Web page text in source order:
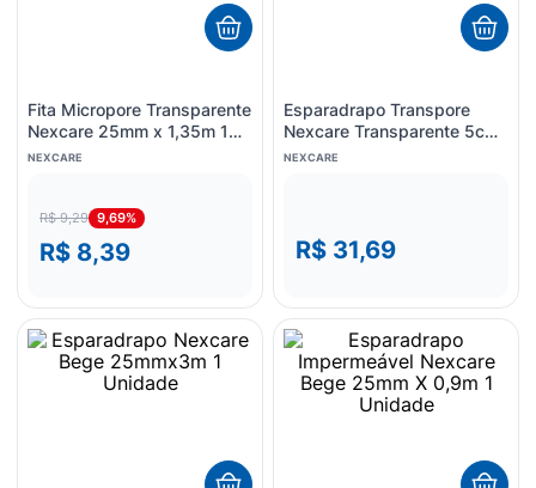
Fita Micropore Transparente
Nexcare 25mm x 1,35m 1
Unidade
NEXCARE
R$ 9,29 9,69%
R$ 8,39
Esparadrapo Transpore
Nexcare Transparente 5cm
X 4,5m 1 Unidade
NEXCARE
R$ 31,69
fralda